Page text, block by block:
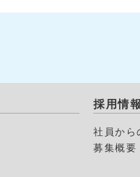
採用情報
社員から
募集概要